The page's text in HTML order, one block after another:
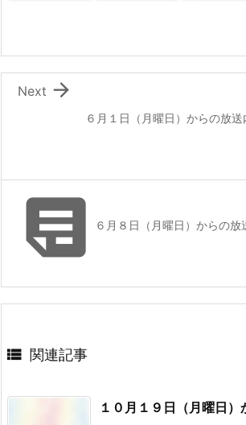
６月１日（月曜日）からの放送

Next
 ６月８日（月曜日）からの放
 関連記事
１０月１９日（月曜日